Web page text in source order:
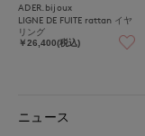
ADER.bijoux
LIGNE DE FUITE rattan イヤ
リング
￥26,400(税込)
ニュース